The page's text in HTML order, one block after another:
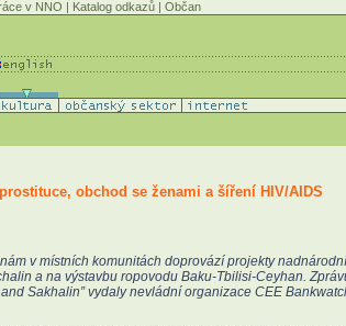
v NNO | Katalog odkazů | Občan
obchod se ženami a šíření HIV/AIDS
v místních komunitách doprovází projekty
a na výstavbu ropovodu Baku-Tbilisi-Ceyhan.
Sakhalin” vydaly nevládní organizace CEE